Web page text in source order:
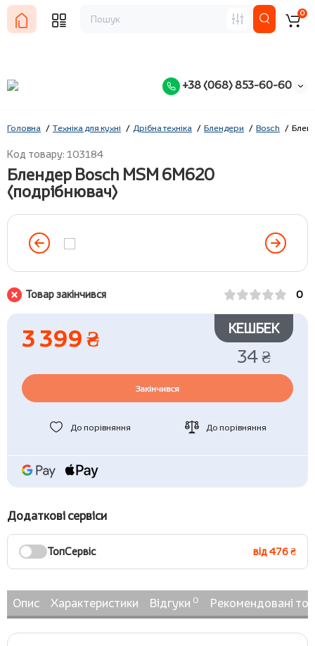
+38 (068) 853-60-60
0
Головна Техніка для кухні Дрібна техніка Блендери Bosch
Код товару: 103184
Блендер Bosch MSM 6M620
(подрібнювач)
Товар закінчився 0
3 399 ₴ КЕШБЕК
34 ₴
Закінчився
До порівняння До порівняння
Додаткові сервіси
ТопСервіс від 476 ₴
Опис Характеристики Відгуки 0 Рекомендовані